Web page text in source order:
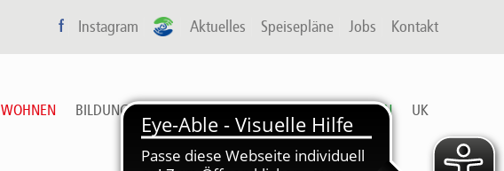
f Instagram A-P Aktuelles Speisepläne Jobs Kontakt
WOHNEN BILDUNG & ARBEIT FREIZEIT DIENSTLEISTUNGEN UK